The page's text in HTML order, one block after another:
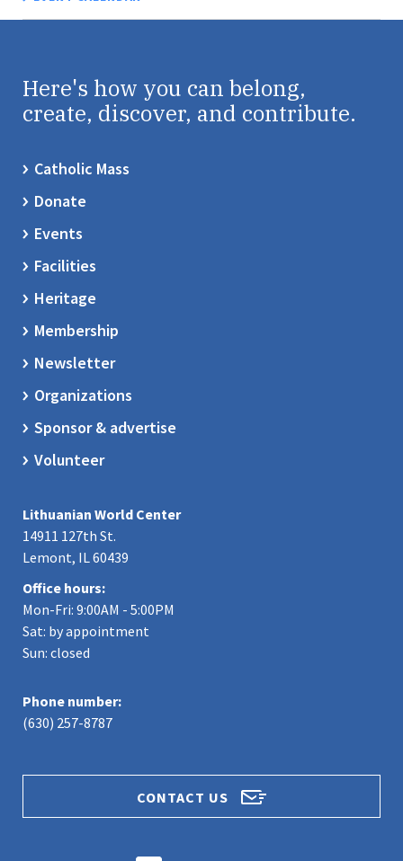
Here's how you can belong,
create, discover, and contribute.
Catholic Mass
Donate
Events
Facilities
Heritage
Membership
Newsletter
Organizations
Sponsor & advertise
Volunteer
Lithuanian World Center
14911 127th St.
Lemont, IL 60439
Office hours:
Mon-Fri: 9:00AM - 5:00PM
Sat: by appointment
Sun: closed
Phone number:
(630) 257-8787
CONTACT US